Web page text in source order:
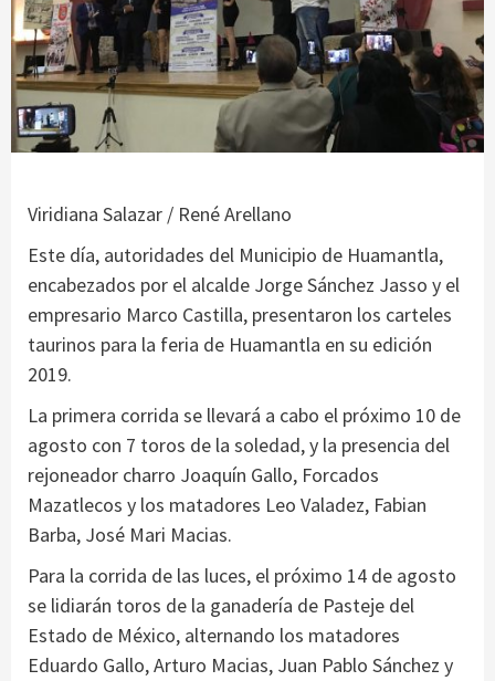
Viridiana Salazar / René Arellano
Este día, autoridades del Municipio de Huamantla,
encabezados por el alcalde Jorge Sánchez Jasso y el
empresario Marco Castilla, presentaron los carteles
taurinos para la feria de Huamantla en su edición
2019.
La primera corrida se llevará a cabo el próximo 10 de
agosto con 7 toros de la soledad, y la presencia del
rejoneador charro Joaquín Gallo, Forcados
Mazatlecos y los matadores Leo Valadez, Fabian
Barba, José Mari Macias.
Para la corrida de las luces, el próximo 14 de agosto
se lidiarán toros de la ganadería de Pasteje del
Estado de México, alternando los matadores
Eduardo Gallo, Arturo Macias, Juan Pablo Sánchez y